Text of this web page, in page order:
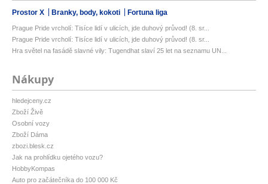
Prostor X Branky, body, kokoti Fortuna liga
Prague Pride vrcholí: Tisíce lidí v ulicích, jde duhový průvod! (8. sr...
Prague Pride vrcholí: Tisíce lidí v ulicích, jde duhový průvod! (8. sr...
Hra světel na fasádě slavné vily: Tugendhat slaví 25 let na seznamu UN...
Nákupy
hledejceny.cz
Zboží Živě
Osobní vozy
Zboží Dáma
zbozi.blesk.cz
Jak na prohlídku ojetého vozu?
HobbyKompas
Auto pro začátečníka do 100 000 Kč